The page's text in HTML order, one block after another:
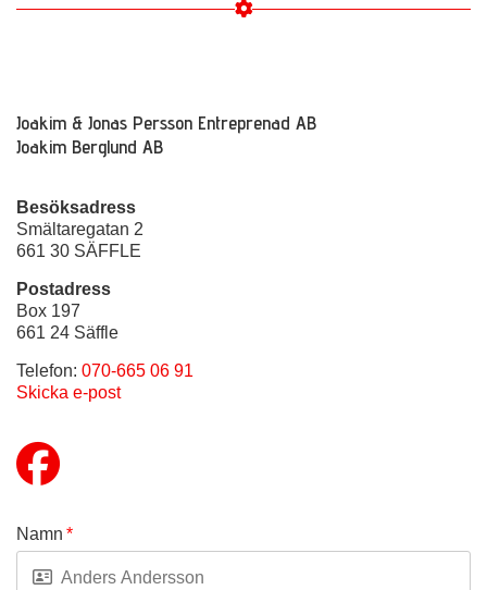
Joakim & Jonas Persson Entreprenad AB
Joakim Berglund AB
Besöksadress
Smältaregatan 2
661 30 SÄFFLE
Postadress
Box 197
661 24 Säffle
Telefon: 070-665 06 91
Skicka e-post
Namn *